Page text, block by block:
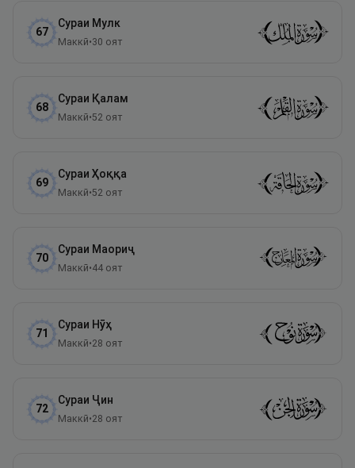
67
Сураи Мулк
Маккӣ•30 оят
68
Сураи Қалам
Маккӣ•52 оят
69
Сураи Ҳоққа
Маккӣ•52 оят
70
Сураи Маориҷ
Маккӣ•44 оят
71
Сураи Нӯҳ
Маккӣ•28 оят
72
Сураи Ҷин
Маккӣ•28 оят